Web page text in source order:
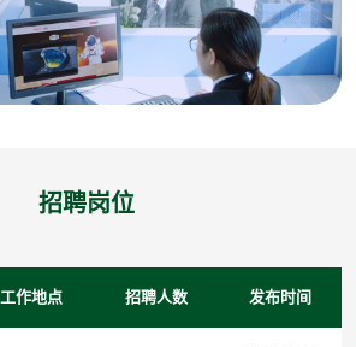
招聘岗位
工作地点 招聘人数 发布时间